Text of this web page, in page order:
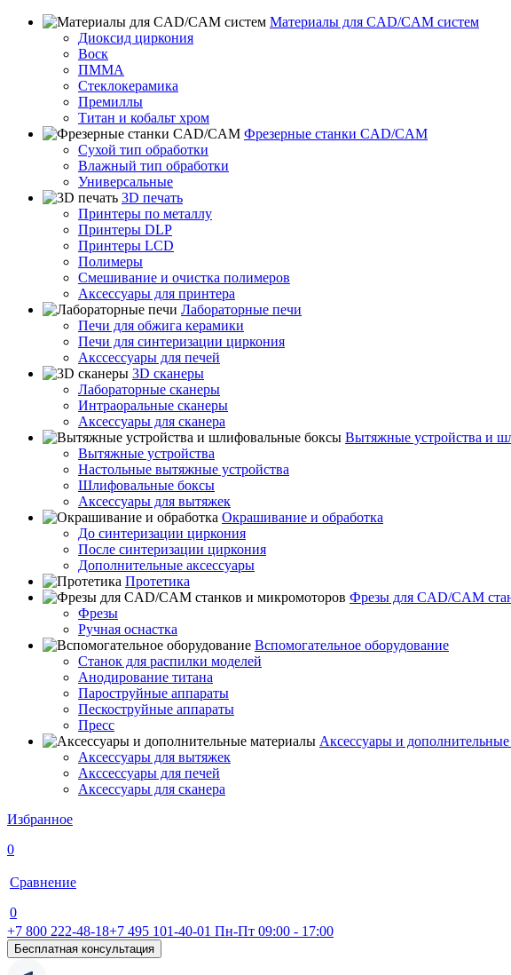
Материалы для CAD/CAM систем
Диоксид циркония
Воск
ПММА
Стеклокерамика
Премиллы
Титан и кобальт хром
Фрезерные станки CAD/CAM
Сухой тип обработки
Влажный тип обработки
Универсальные
3D печать
Принтеры по металлу
Принтеры DLP
Принтеры LCD
Полимеры
Смешивание и очистка полимеров
Аксессуары для принтера
Лабораторные печи
Печи для обжига керамики
Печи для синтеризации циркония
Акссессуары для печей
3D сканеры
Лабораторные сканеры
Интраоральные сканеры
Аксессуары для сканера
Вытяжные устройства и
Вытяжные устройства
Настольные вытяжные устройства
Шлифовальные боксы
Аксессуары для вытяжек
Окрашивание и обработка
До синтеризации циркония
После синтеризации циркония
Дополнительные аксессуары
Протетика
Фрезы для CAD/CAM
Фрезы
Ручная оснастка
Вспомогательное оборудование
Станок для распилки моделей
Анодирование титана
Пароструйные аппараты
Пескоструйные аппараты
Пресс
Аксессуары и
Аксессуары для вытяжек
Акссессуары для печей
Аксессуары для сканера
Избранное
0
Сравнение
0
+7 800 222-48-18+7 495 101-40-01 Пн-Пт 09:00 - 17:00
Бесплатная консультация